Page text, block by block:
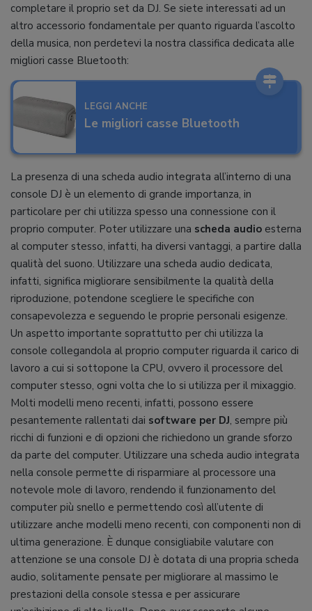
completare il proprio set da DJ. Se siete interessati ad un
altro accessorio fondamentale per quanto riguarda l’ascolto
della musica, non perdetevi la nostra classifica dedicata alle
migliori casse Bluetooth:
LEGGI ANCHE
Le migliori casse Bluetooth
La presenza di una scheda audio integrata all’interno di una
console DJ è un elemento di grande importanza, in
particolare per chi utilizza spesso una connessione con il
proprio computer. Poter utilizzare una scheda audio esterna
al computer stesso, infatti, ha diversi vantaggi, a partire dalla
qualità del suono. Utilizzare una scheda audio dedicata,
infatti, significa migliorare sensibilmente la qualità della
riproduzione, potendone scegliere le specifiche con
consapevolezza e seguendo le proprie personali esigenze.
Un aspetto importante soprattutto per chi utilizza la
console collegandola al proprio computer riguarda il carico di
lavoro a cui si sottopone la CPU, ovvero il processore del
computer stesso, ogni volta che lo si utilizza per il mixaggio.
Molti modelli meno recenti, infatti, possono essere
pesantemente rallentati dai software per DJ, sempre più
ricchi di funzioni e di opzioni che richiedono un grande sforzo
da parte del computer. Utilizzare una scheda audio integrata
nella console permette di risparmiare al processore una
notevole mole di lavoro, rendendo il funzionamento del
computer più snello e permettendo così all’utente di
utilizzare anche modelli meno recenti, con componenti non di
ultima generazione. È dunque consigliabile valutare con
attenzione se una console DJ è dotata di una propria scheda
audio, solitamente pensate per migliorare al massimo le
prestazioni della console stessa e per assicurare